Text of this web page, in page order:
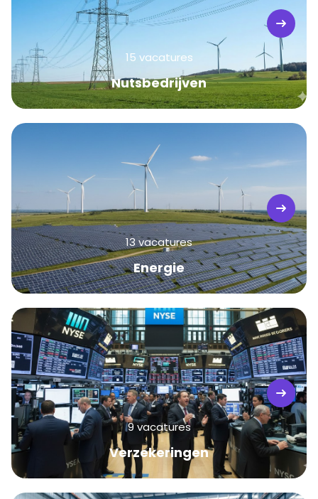
15 vacatures
Nutsbedrijven
13 vacatures
Energie
9 vacatures
Verzekeringen